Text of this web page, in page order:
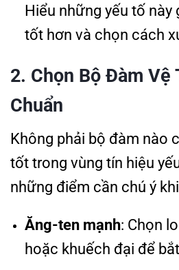
Hiểu những yếu tố này
tốt hơn và chọn cách
2. Chọn Bộ Đàm Vệ
Chuẩn
Không phải bộ đàm nào
tốt trong vùng tín hiệu
những điểm cần chú ý
Ăng-ten mạnh: Chọn
hoặc khuếch đại để